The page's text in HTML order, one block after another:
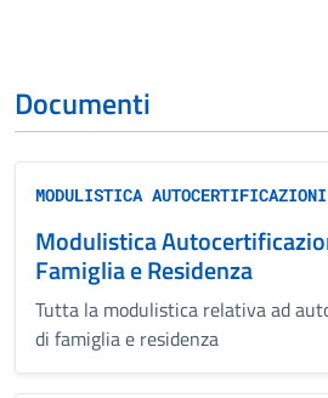
Documenti
MODULISTICA AUTOCERTIFICAZIONI
Modulistica
Famiglia e Residenza
Tutta la modulistica relativa ad
di famiglia e residenza